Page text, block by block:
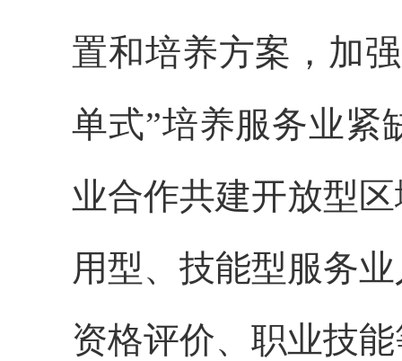
置和培养方案，加
单式”培养服务业紧
业合作共建开放型
用型、技能型服务
资格评价、职业技